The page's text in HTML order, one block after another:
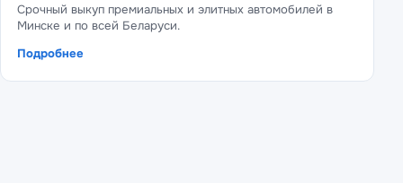
Срочный выкуп премиальных и элитных автомобилей в
Минске и по всей Беларуси.
Подробнее